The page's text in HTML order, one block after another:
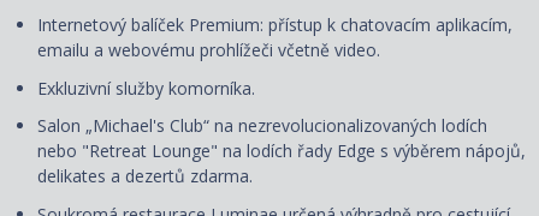
Internetový balíček Premium: přístup k chatovacím aplikacím,
emailu a webovému prohlížeči včetně video.
Exkluzivní služby komorníka.
Salon „Michael's Club“ na nezrevolucionalizovaných lodích
nebo "Retreat Lounge" na lodích řady Edge s výběrem nápojů,
delikates a dezertů zdarma.